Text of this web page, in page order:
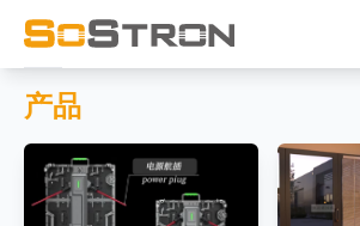
产品